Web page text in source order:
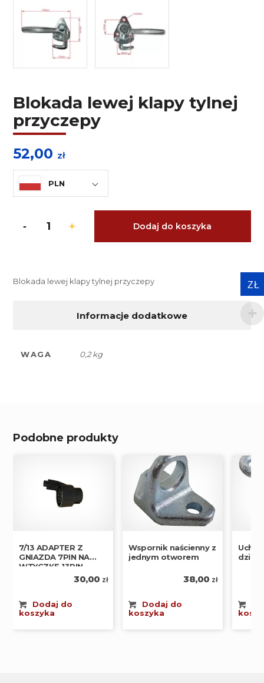
Blokada lewej klapy tylnej
przyczepy
52,00 zł
PLN
Dodaj do koszyka
Blokada lewej klapy tylnej przyczepy
Informacje dodatkowe
WAGA 0,2 kg
Podobne produkty
7/13 ADAPTER Z
GNIAZDA 7PIN NA
WTYCZKĘ 13PIN
30,00 zł
Dodaj do
koszyka
Wspornik naścienny z
jednym otworem
38,00 zł
Dodaj do
koszyka
ZŁ